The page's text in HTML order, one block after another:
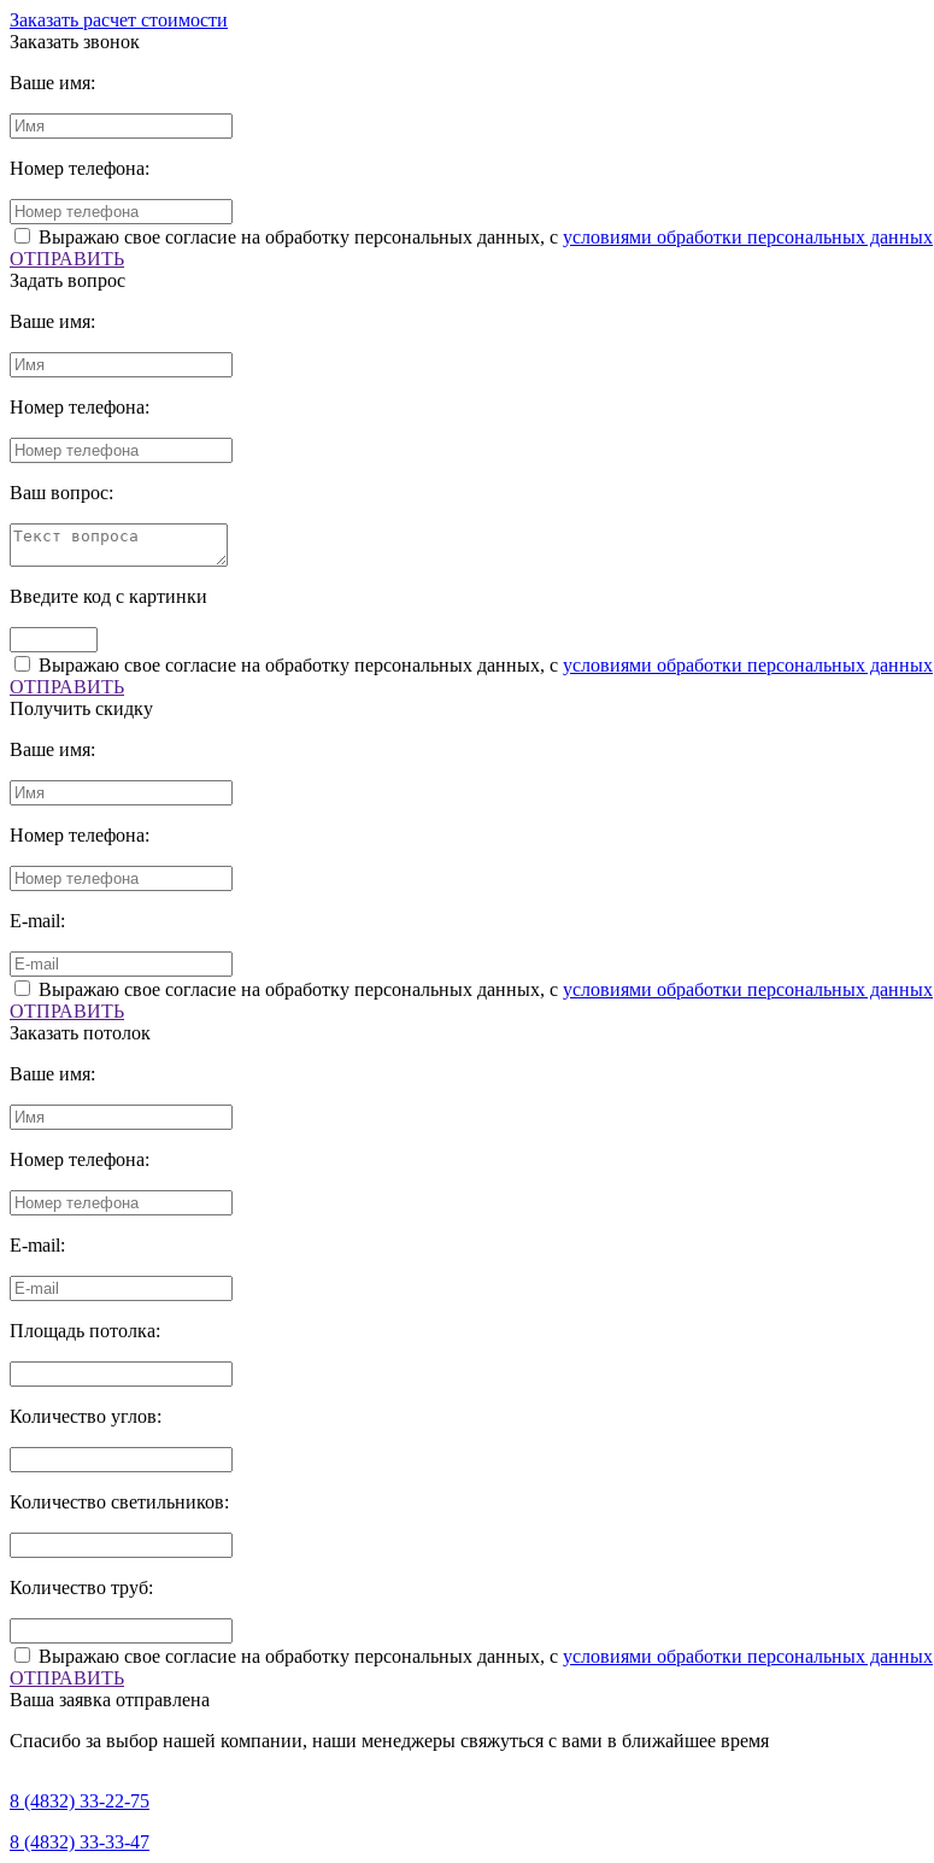
Заказать расчет стоимости
Заказать звонок
Ваше имя:
Номер телефона:
Выражаю свое согласие на обработку персональных данных, с условиями обработки персональных данных
ОТПРАВИТЬ
Задать вопрос
Ваше имя:
Номер телефона:
Ваш вопрос:
Введите код с картинки
Выражаю свое согласие на обработку персональных данных, с условиями обработки персональных данных
ОТПРАВИТЬ
Получить скидку
Ваше имя:
Номер телефона:
E-mail:
Выражаю свое согласие на обработку персональных данных, с условиями обработки персональных данных
ОТПРАВИТЬ
Заказать потолок
Ваше имя:
Номер телефона:
E-mail:
Площадь потолка:
Количество углов:
Количество светильников:
Количество труб:
Выражаю свое согласие на обработку персональных данных, с условиями обработки персональных данных
ОТПРАВИТЬ
Ваша заявка отправлена
Спасибо за выбор нашей компании, наши менеджеры свяжуться с вами в ближайшее время
8 (4832) 33-22-75
8 (4832) 33-33-47